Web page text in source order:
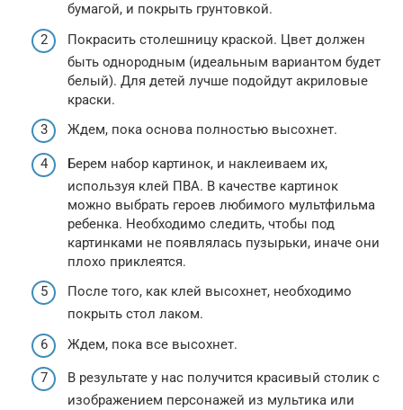
бумагой, и покрыть грунтовкой.
Покрасить столешницу краской. Цвет должен
быть однородным (идеальным вариантом будет
белый). Для детей лучше подойдут акриловые
краски.
Ждем, пока основа полностью высохнет.
Берем набор картинок, и наклеиваем их,
используя клей ПВА. В качестве картинок
можно выбрать героев любимого мультфильма
ребенка. Необходимо следить, чтобы под
картинками не появлялась пузырьки, иначе они
плохо приклеятся.
После того, как клей высохнет, необходимо
покрыть стол лаком.
Ждем, пока все высохнет.
В результате у нас получится красивый столик с
изображением персонажей из мультика или